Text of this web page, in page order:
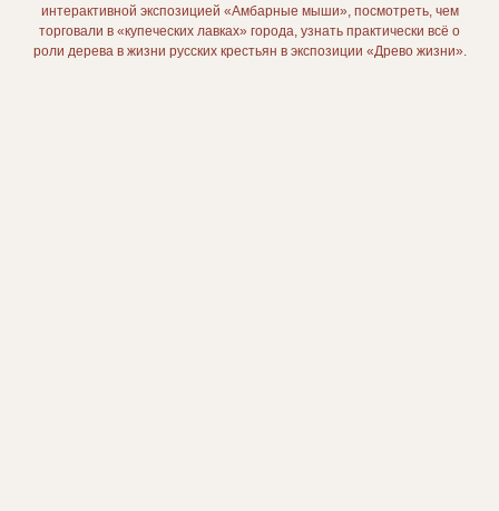
интерактивной экспозицией «Амбарные мыши», посмотреть, чем
торговали в «купеческих лавках» города, узнать практически всё о
роли дерева в жизни русских крестьян в экспозиции «Древо жизни».